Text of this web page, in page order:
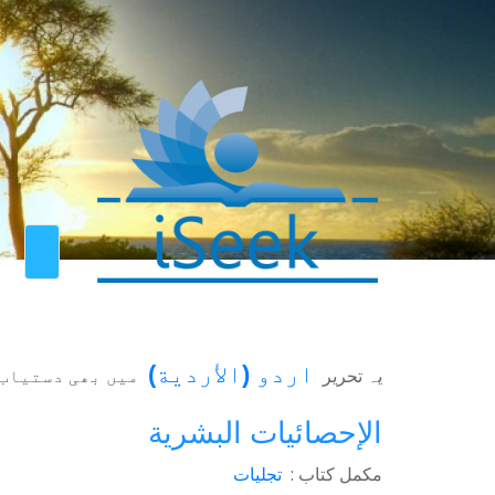
یہ تحریر اردو ( الأردية) میں بھی
الإحصائيات البشرية
مکمل کتاب : تجلیات